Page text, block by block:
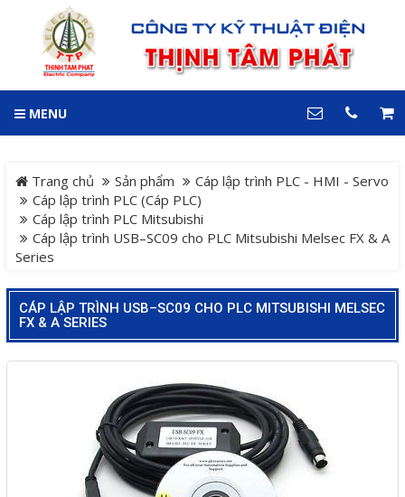
MENU
Trang chủ Sản phẩm
Cáp lập trình PLC - HMI - Servo
Cáp lập trình PLC (Cáp PLC)
Cáp lập trình PLC Mitsubishi
Cáp lập trình USB–SC09 cho PLC Mitsubishi Melsec FX & A
Series
CÁP LẬP TRÌNH USB–SC09 CHO PLC MITSUBISHI MELSEC
FX & A SERIES
Trang chủ
Dự án
Hệ Thống Cảnh Báo An
Toàn Xe Nâng
sát và thu thập dữ liệu
Giải pháp quản lý bằng mã
GIỎ HÀNG
LIÊN HỆ
Hotline
Dương
COPYRIGHT 2018. ALL RIGHTS RESERVED